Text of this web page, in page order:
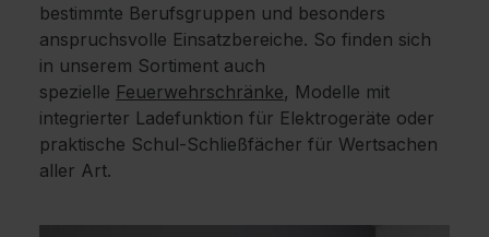
bestimmte Berufsgruppen und besonders
anspruchsvolle Einsatzbereiche. So finden sich
in unserem Sortiment auch
spezielle Feuerwehrschränke, Modelle mit
integrierter Ladefunktion für Elektrogeräte oder
praktische Schul-Schließfächer für Wertsachen
aller Art.